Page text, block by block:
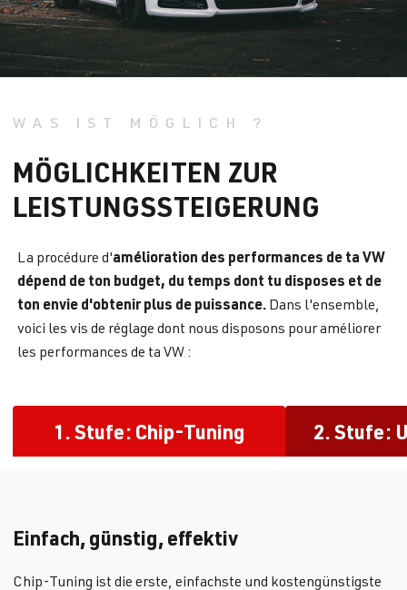
WAS IST MÖGLICH ?
MÖGLICHKEITEN ZUR
LEISTUNGSSTEIGERUNG
La procédure d'amélioration des performances de ta VW
dépend de ton budget, du temps dont tu disposes et de
ton envie d'obtenir plus de puissance. Dans l'ensemble,
voici les vis de réglage dont nous disposons pour améliorer
les performances de ta VW :
1. Stufe: Chip-Tuning 2. Stufe:
Einfach, günstig, effektiv
Chip-Tuning ist die erste, einfachste und kostengünstigste